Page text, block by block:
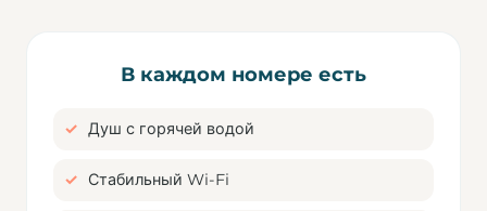
В каждом номере есть
Душ с горячей водой
Стабильный Wi-Fi